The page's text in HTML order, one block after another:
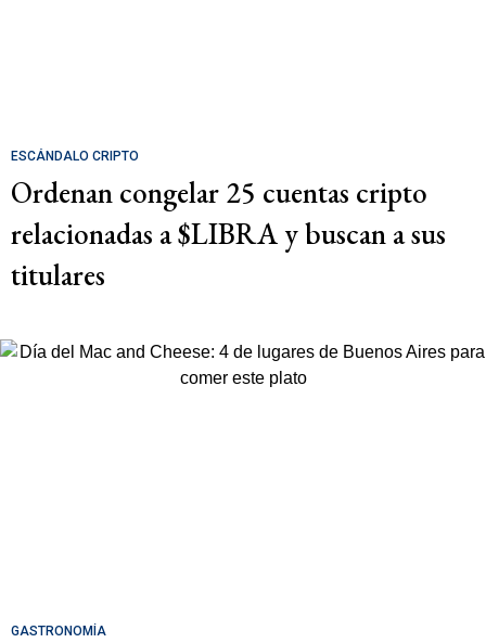
ESCÁNDALO CRIPTO
Ordenan congelar 25 cuentas cripto
relacionadas a $LIBRA y buscan a sus
titulares
GASTRONOMÍA